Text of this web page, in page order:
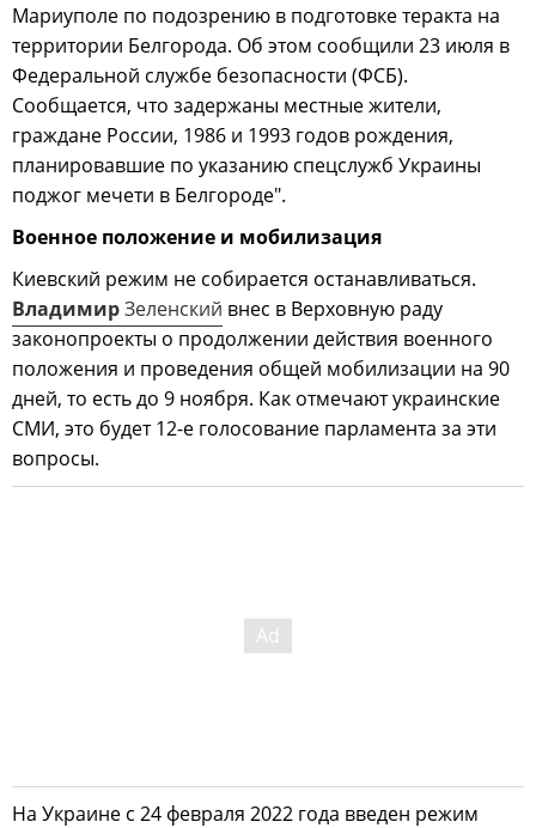
Мариуполе по подозрению в подготовке теракта на
территории Белгорода. Об этом сообщили 23 июля в
Федеральной службе безопасности (ФСБ).
Сообщается, что задержаны местные жители,
граждане России, 1986 и 1993 годов рождения,
планировавшие по указанию спецслужб Украины
поджог мечети в Белгороде".
Военное положение и мобилизация
Киевский режим не собирается останавливаться.
ВладимирЗеленский внес в Верховную раду
законопроекты о продолжении действия военного
положения и проведения общей мобилизации на 90
дней, то есть до 9 ноября. Как отмечают украинские
СМИ, это будет 12-е голосование парламента за эти
вопросы.
На Украине с 24 февраля 2022 года введен режим